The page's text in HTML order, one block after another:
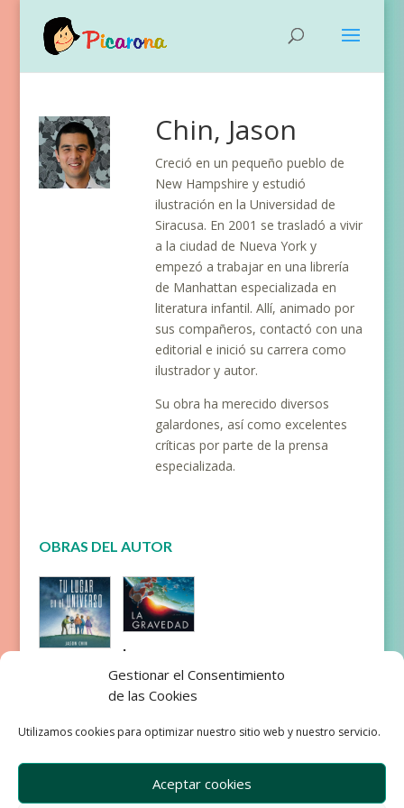
Gestionar el Consentimiento
de las Cookies
Utilizamos cookies para optimizar nuestro sitio web y nuestro servicio.
Aceptar cookies
Chin, Jason
Creció en un pequeño pueblo de
New Hampshire y estudió
ilustración en la Universidad de
Siracusa. En 2001 se trasladó a vivir
a la ciudad de Nueva York y
empezó a trabajar en una librería
de Manhattan especializada en
literatura infantil. Allí, animado por
sus compañeros, contactó con una
editorial e inició su carrera como
ilustrador y autor.
Su obra ha merecido diversos
galardones, así como excelentes
críticas por parte de la prensa
especializada.
OBRAS DEL AUTOR
La
Gravedad